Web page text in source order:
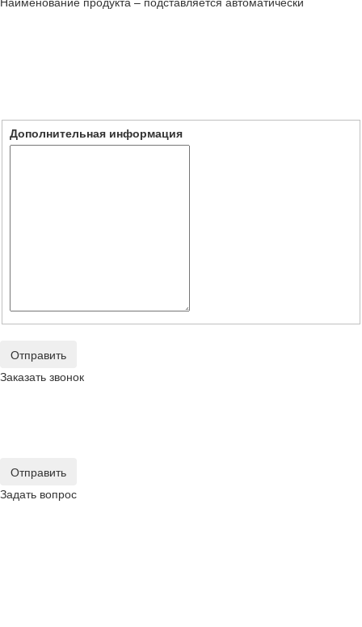
Дополнительная информация
Отправить
Заказать звонок
Отправить
Задать вопрос